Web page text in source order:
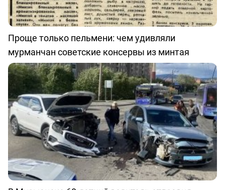
Проще только пельмени: чем удивляли
мурманчан советские консервы из минтая